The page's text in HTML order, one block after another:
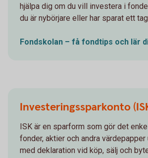
hjälpa dig om du vill investera i
du är nybörjare eller har sparat ett
Fondskolan – få fondtips och lär
Investeringssparkonto
ISK är en sparform som gör det
fonder, aktier och andra värdepapper
med deklaration vid köp, sälj och